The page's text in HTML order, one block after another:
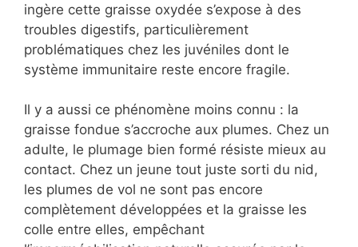
ingère cette graisse oxydée s’expose à des
troubles digestifs, particulièrement
problématiques chez les juvéniles dont le
système immunitaire reste encore fragile.
Il y a aussi ce phénomène moins connu : la
graisse fondue s’accroche aux plumes. Chez un
adulte, le plumage bien formé résiste mieux au
contact. Chez un jeune tout juste sorti du nid,
les plumes de vol ne sont pas encore
complètement développées et la graisse les
colle entre elles, empêchant